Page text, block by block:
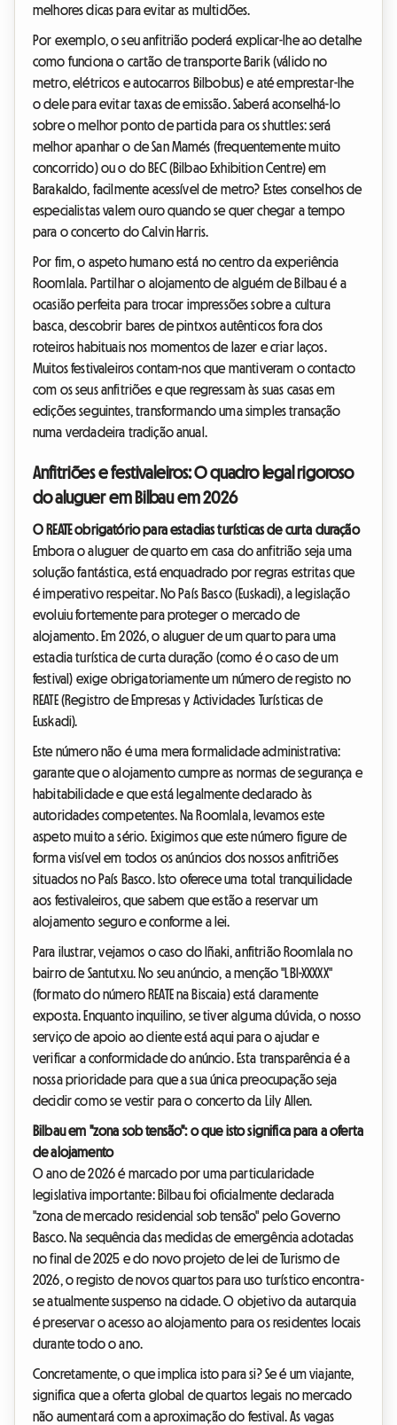
melhores dicas para evitar as multidões.
Por exemplo, o seu anfitrião poderá explicar-lhe ao detalhe
como funciona o cartão de transporte Barik (válido no
metro, elétricos e autocarros Bilbobus) e até emprestar-lhe
o dele para evitar taxas de emissão. Saberá aconselhá-lo
sobre o melhor ponto de partida para os shuttles: será
melhor apanhar o de San Mamés (frequentemente muito
concorrido) ou o do BEC (Bilbao Exhibition Centre) em
Barakaldo, facilmente acessível de metro? Estes conselhos de
especialistas valem ouro quando se quer chegar a tempo
para o concerto do Calvin Harris.
Por fim, o aspeto humano está no centro da experiência
Roomlala. Partilhar o alojamento de alguém de Bilbau é a
ocasião perfeita para trocar impressões sobre a cultura
basca, descobrir bares de pintxos autênticos fora dos
roteiros habituais nos momentos de lazer e criar laços.
Muitos festivaleiros contam-nos que mantiveram o contacto
com os seus anfitriões e que regressam às suas casas em
edições seguintes, transformando uma simples transação
numa verdadeira tradição anual.
Anfitriões e festivaleiros: O quadro legal rigoroso
do aluguer em Bilbau em 2026
O REATE obrigatório para estadias turísticas de curta duração
Embora o aluguer de quarto em casa do anfitrião seja uma
solução fantástica, está enquadrado por regras estritas que
é imperativo respeitar. No País Basco (Euskadi), a legislação
evoluiu fortemente para proteger o mercado de
alojamento. Em 2026, o aluguer de um quarto para uma
estadia turística de curta duração (como é o caso de um
festival) exige obrigatoriamente um número de registo no
REATE (Registro de Empresas y Actividades Turísticas de
Euskadi).
Este número não é uma mera formalidade administrativa:
garante que o alojamento cumpre as normas de segurança e
habitabilidade e que está legalmente declarado às
autoridades competentes. Na Roomlala, levamos este
aspeto muito a sério. Exigimos que este número figure de
forma visível em todos os anúncios dos nossos anfitriões
situados no País Basco. Isto oferece uma total tranquilidade
aos festivaleiros, que sabem que estão a reservar um
alojamento seguro e conforme a lei.
Para ilustrar, vejamos o caso do Iñaki, anfitrião Roomlala no
bairro de Santutxu. No seu anúncio, a menção "LBI-XXXXX"
(formato do número REATE na Biscaia) está claramente
exposta. Enquanto inquilino, se tiver alguma dúvida, o nosso
serviço de apoio ao cliente está aqui para o ajudar e
verificar a conformidade do anúncio. Esta transparência é a
nossa prioridade para que a sua única preocupação seja
decidir como se vestir para o concerto da Lily Allen.
Bilbau em "zona sob tensão": o que isto significa para a oferta
de alojamento
O ano de 2026 é marcado por uma particularidade
legislativa importante: Bilbau foi oficialmente declarada
"zona de mercado residencial sob tensão" pelo Governo
Basco. Na sequência das medidas de emergência adotadas
no final de 2025 e do novo projeto de lei de Turismo de
2026, o registo de novos quartos para uso turístico encontra-
se atualmente suspenso na cidade. O objetivo da autarquia
é preservar o acesso ao alojamento para os residentes locais
durante todo o ano.
Concretamente, o que implica isto para si? Se é um viajante,
significa que a oferta global de quartos legais no mercado
não aumentará com a aproximação do festival. As vagas